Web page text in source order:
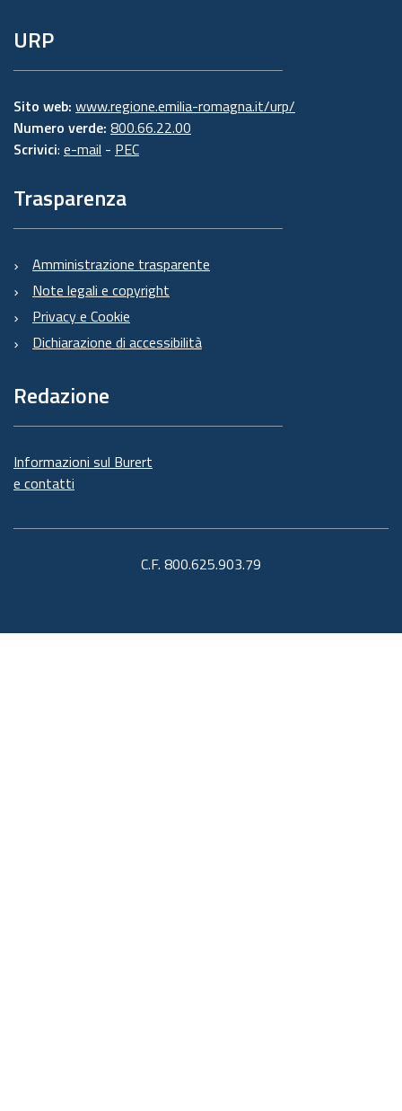
URP
Sito web: www.regione.emilia-romagna.it/urp/
Numero verde: 800.66.22.00
Scrivici: e-mail - PEC
Trasparenza
Amministrazione trasparente
Note legali e copyright
Privacy e Cookie
Dichiarazione di accessibilità
Redazione
Informazioni sul Burert
e contatti
C.F. 800.625.903.79